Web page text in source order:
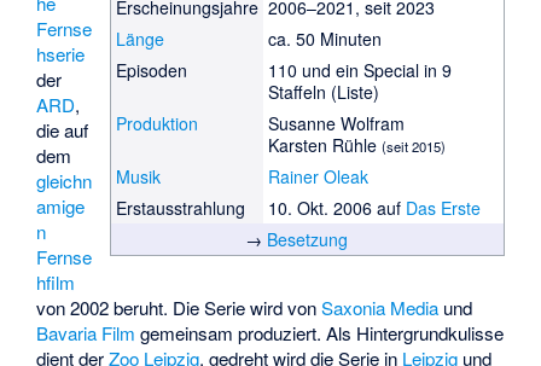
Erscheinungsjahre 2006–2021, seit 2023
Länge
ca. 50 Minuten
Episoden
110 und ein Special in 9
Staffeln (Liste)
Produktion
Susanne Wolfram
Karsten Rühle (seit 2015)
Musik
Rainer Oleak
Erstausstrahlung
10. Okt. 2006 auf Das Erste
→ Besetzung
Fernse
hserie
der
ARD,
die auf
dem
gleichn
amige
n
Fernse
hfilm
von 2002 beruht. Die Serie wird vonSaxonia Media und
Bavaria Film gemeinsam produziert. Als Hintergrundkulisse
dient derZoo Leipzig, gedreht wird die Serie in Leipzig und